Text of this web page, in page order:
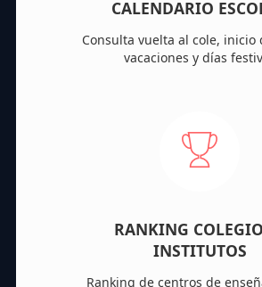
CALENDARIO
Consulta vuelta al cole, inicio
vacaciones y días
RANKING
INSTITUTOS
Ranking de centros de